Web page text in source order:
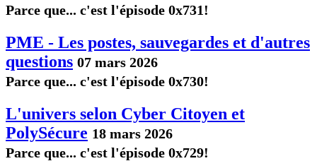
Parce que... c'est l'épisode 0x731!
PME - Les postes, sauvegardes et d'autres
questions 07 mars 2026
Parce que... c'est l'épisode 0x730!
L'univers selon Cyber Citoyen et
PolySécure 18 mars 2026
Parce que... c'est l'épisode 0x729!